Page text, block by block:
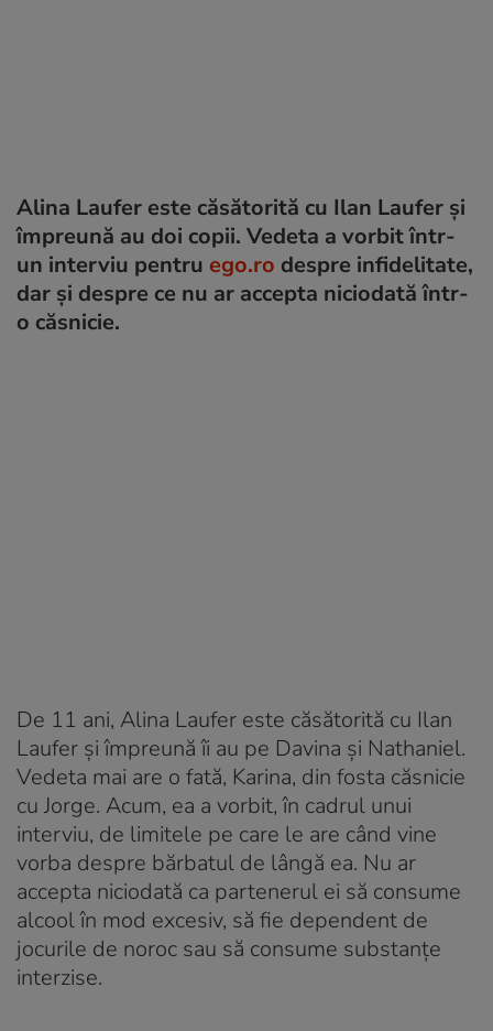
Alina Laufer este căsătorită cu Ilan Laufer și
împreună au doi copii. Vedeta a vorbit într-
un interviu pentru ego.ro despre infidelitate,
dar și despre ce nu ar accepta niciodată într-
o căsnicie.
De 11 ani, Alina Laufer este căsătorită cu Ilan
Laufer și împreună îi au pe Davina și Nathaniel.
Vedeta mai are o fată, Karina, din fosta căsnicie
cu Jorge. Acum, ea a vorbit, în cadrul unui
interviu, de limitele pe care le are când vine
vorba despre bărbatul de lângă ea. Nu ar
accepta niciodată ca partenerul ei să consume
alcool în mod excesiv, să fie dependent de
jocurile de noroc sau să consume substanțe
interzise.